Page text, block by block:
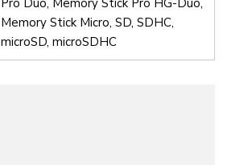
Memory Stick Micro, SD, SDHC,
microSD, microSDHC